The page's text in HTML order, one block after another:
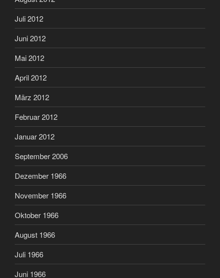
Juli 2012
Juni 2012
Mai 2012
April 2012
März 2012
Februar 2012
Januar 2012
September 2006
Dezember 1966
November 1966
Oktober 1966
August 1966
Juli 1966
Juni 1966